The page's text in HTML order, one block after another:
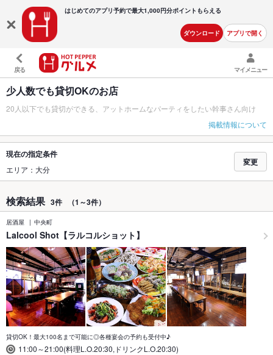
はじめてのアプリ予約で最大1,000円分ポイントもらえる
ダウンロード アプリで開く
戻る マイメニュー
少人数でも貸切OKのお店
20人以下でも貸切ができる、アットホームなパーティをしたい幹事さん向け
掲載情報について
現在の指定条件
エリア：大分
変更
検索結果 3件 （1～3件）
居酒屋 中央町
Lalcool Shot【ラルコルショット】
貸切OK！最大100名まで可能に◎各種宴会の予約も受付中♪
11:00～21:00(料理L.O.20:30,ドリンクL.O.20:30)